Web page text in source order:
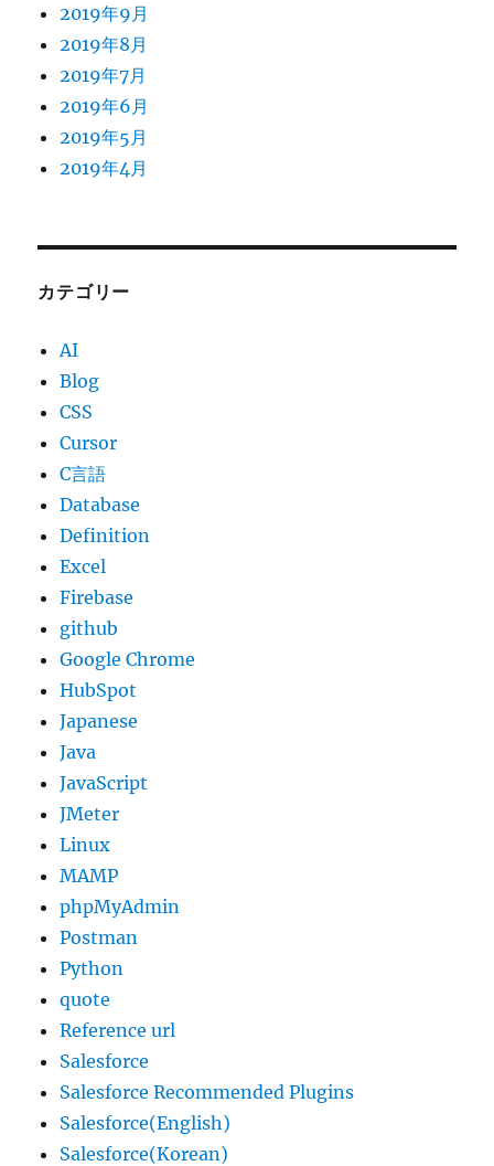
2019年9月
2019年8月
2019年7月
2019年6月
2019年5月
2019年4月
カテゴリー
AI
Blog
CSS
Cursor
C言語
Database
Definition
Excel
Firebase
github
Google Chrome
HubSpot
Japanese
Java
JavaScript
JMeter
Linux
MAMP
phpMyAdmin
Postman
Python
quote
Reference url
Salesforce
Salesforce Recommended Plugins
Salesforce(English)
Salesforce(Korean)